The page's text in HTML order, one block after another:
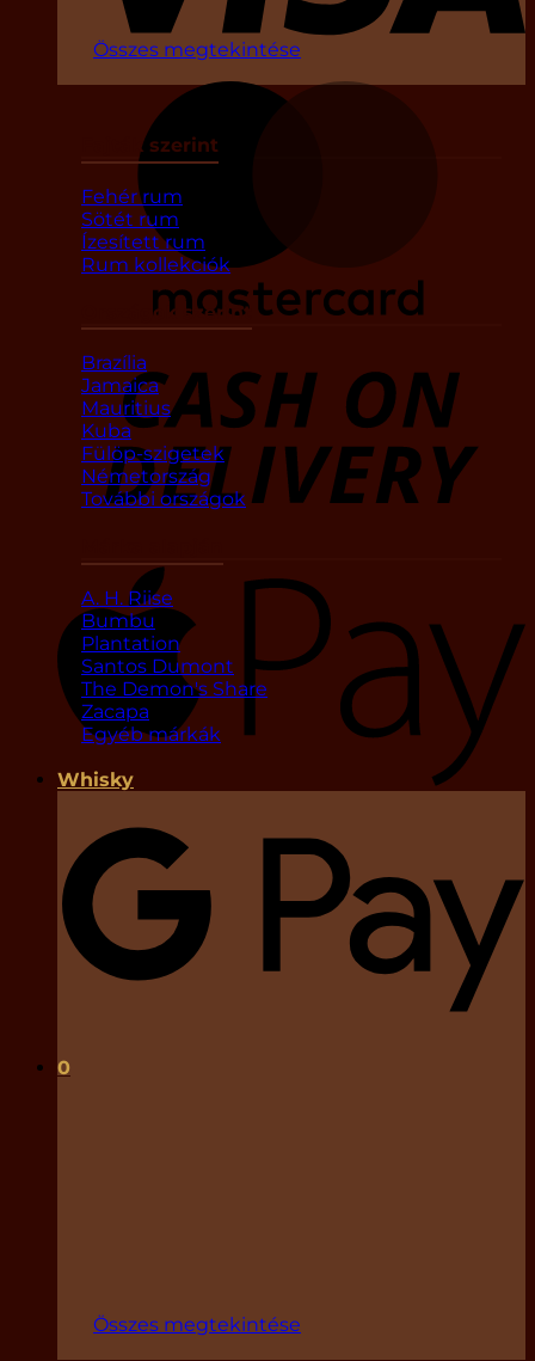
0
Összes megtekintése
Fajták szerint
Fehér rum
Sötét rum
Ízesített rum
Rum kollekciók
Országok szerint
Brazília
Jamaica
Mauritius
Kuba
Fülöp-szigetek
Németország
További országok
A. H. Riise
Bumbu
Plantation
Santos Dumont
The Demon's Share
Zacapa
Egyéb márkák
Whisky
Összes megtekintése